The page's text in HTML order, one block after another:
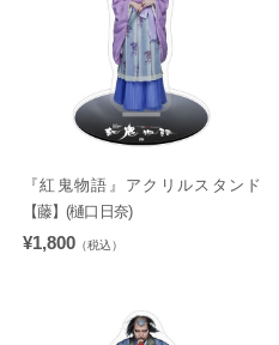
『紅鬼物語』アクリルスタンド
【藤】(樋口日奈)
¥1,800 （税込）